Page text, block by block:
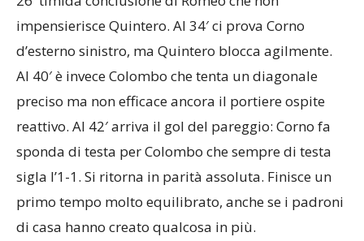
impensierisce Quintero. Al 34′ ci prova Corno
d’esterno sinistro, ma Quintero blocca agilmente.
Al 40′ è invece Colombo che tenta un diagonale
preciso ma non efficace ancora il portiere ospite
reattivo. Al 42′ arriva il gol del pareggio: Corno fa
sponda di testa per Colombo che sempre di testa
sigla l’1-1. Si ritorna in parità assoluta. Finisce un
primo tempo molto equilibrato, anche se i padroni
di casa hanno creato qualcosa in più.